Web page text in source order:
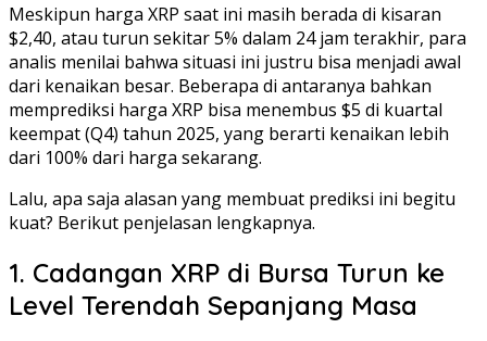
Meskipun harga XRP saat ini masih berada di kisaran
$2,40, atau turun sekitar 5% dalam 24 jam terakhir, para
analis menilai bahwa situasi ini justru bisa menjadi awal
dari kenaikan besar. Beberapa di antaranya bahkan
memprediksi harga XRP bisa menembus $5 di kuartal
keempat (Q4) tahun 2025, yang berarti kenaikan lebih
dari 100% dari harga sekarang.
Lalu, apa saja alasan yang membuat prediksi ini begitu
kuat? Berikut penjelasan lengkapnya.
1. Cadangan XRP di Bursa Turun ke
Level Terendah Sepanjang Masa